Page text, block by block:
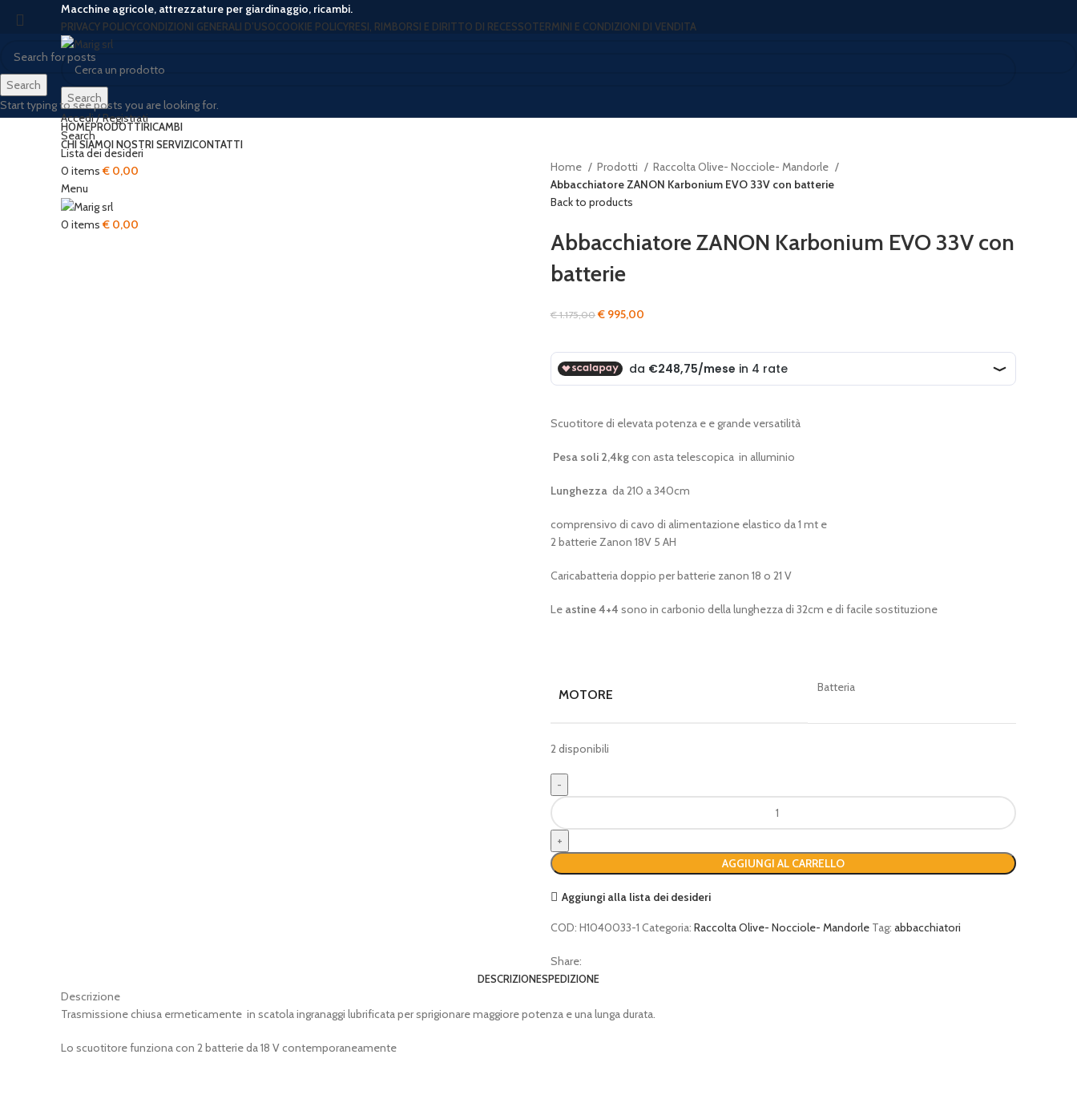
Macchine agricole, attrezzature per giardinaggio, ricambi.
PRIVACY POLICYCONDIZIONI GENERALI D’USOCOOKIE POLICYRESI, RIMBORSI E DIRITTO DI RECESSOTERMINI E CONDIZIONI DI VENDITA
Search
Accedi / Registrati
Search
Lista dei desideri
0 items € 0,00
Menu
0 items € 0,00
HOMEPRODOTTIRICAMBI
CHI SIAMOI NOSTRI SERVIZICONTATTI
Home Prodotti
Raccolta Olive- Nocciole- Mandorle
Abbacchiatore ZANON Karbonium EVO 33V con batterie
Back to products
Abbacchiatore ZANON Karbonium EVO 33V con
batterie
€1.175,00Il
originale
era:
€ 1.175,00.
€ 995,00
attuale
è:
€ 995,00.
Scuotitore di elevata potenza e e grande versatilità
Pesa soli 2,4kgcon asta telescopica in alluminio
Lunghezza da 210 a 340cm
comprensivo di cavo di alimentazione elastico da 1 mt e
2 batterie Zanon 18V 5 AH
Caricabatteria doppio per batterie zanon 18 o 21 V
Le astine 4+4 sono in carbonio della lunghezza di 32cm e di facile sostituzione
MOTORE Batteria
2 disponibili
Abbacchiatore
ZANON
Karbonium
EVO
33V
con
quantità
AGGIUNGI AL CARRELLO
Aggiungi alla lista dei desideri
COD: H1040033-1 Categoria: Raccolta Olive- Nocciole- Mandorle Tag: abbacchiatori
Share:
DESCRIZIONESPEDIZIONE
Descrizione
Trasmissione chiusa ermeticamente in scatola ingranaggi lubrificata per sprigionare maggiore potenza e una lunga durata.
Lo scuotitore funziona con 2 batterie da 18 V contemporaneamente
Search
Start typing to see posts you are looking for.